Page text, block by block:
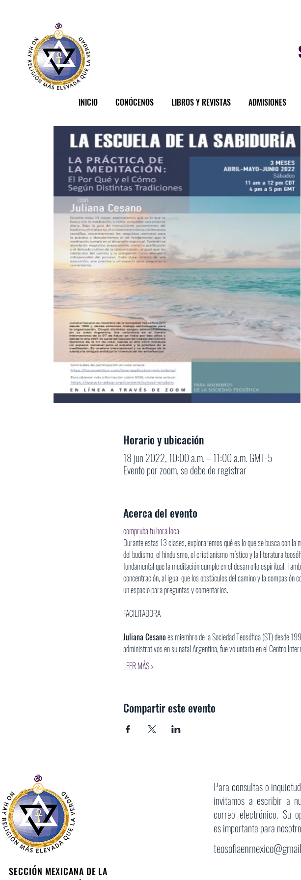
INICIO CONÓCENOS LIBROS Y REVISTAS ADMISIONES
Horario y ubicación
18 jun 2022, 10:00 a.m. – 11:00 a.m. GMT-5
Evento por zoom, se debe de registrar
Acerca del evento
compruba tu hora local
Durante estas 13 clases, exploraremos qué es lo que se busca con
del budismo, el hinduismo, el cristianismo místico y la literatura
fundamental que la meditación cumple en el desarrollo espiritual.
concentración, al igual que los obstáculos del camino y la compasión
un espacio para preguntas y comentarios.
FACILITADORA
Juliana Cesano es miembro de la Sociedad Teosófica (ST) desde
administrativos en su natal Argentina, fue voluntaria en el Centro
LEER MÁS >
Compartir este evento
SECCIÓN MEXICANA DE LA
Para consultas o
invitamos a escribir a
correo electrónico. Su
es importante para